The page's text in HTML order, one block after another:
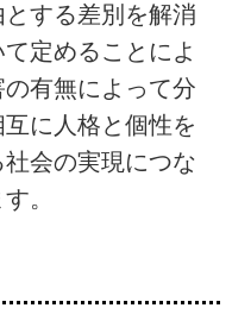
する差別を解消
定めることによ
有無によって分
に人格と個性を
会の実現につな
す。